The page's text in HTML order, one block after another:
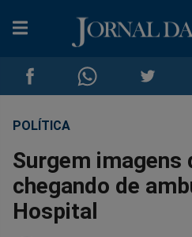
Compartilhar
no
Facebook
Compartilhar
no
Whatsapp
no
POLÍTICA
Surgem imagens
chegando de
Hospital